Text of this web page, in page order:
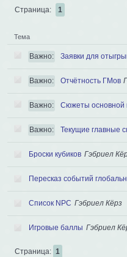
Страница: 1
Тема
Важно: Заявки для
Важно: Отчётность ГМов
Важно: Сюжеты основной
Важно: Текущие главные
Броски кубиков Гэбриел
Пересказ событий
Список NPC Гэбриел Кёрз
Игровые баллы Гэбриел
Страница: 1